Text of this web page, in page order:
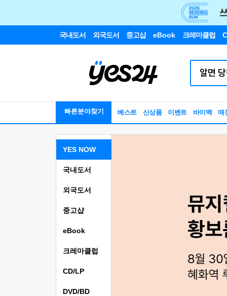
국내도서 외국도서 중고샵 eBook 크레마클럽
빠른분야찾기 베스트 신상품 이벤트 바이백 매
YES NOW
국내도서
외국도서
중고샵
eBook
크레마클럽
CD/LP
DVD/BD